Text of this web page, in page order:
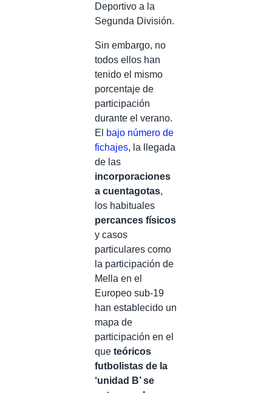
Deportivo a la
Segunda División.
Sin embargo, no
todos ellos han
tenido el mismo
porcentaje de
participación
durante el verano.
El
bajo número de
fichajes, la llegada
de las
incorporaciones
a cuentagotas,
los habituales
percances físicos
y casos
particulares como
la participación de
Mella en el
Europeo sub-19
han establecido un
mapa de
participación en el
que teóricos
futbolistas de la
‘unidad B’ se